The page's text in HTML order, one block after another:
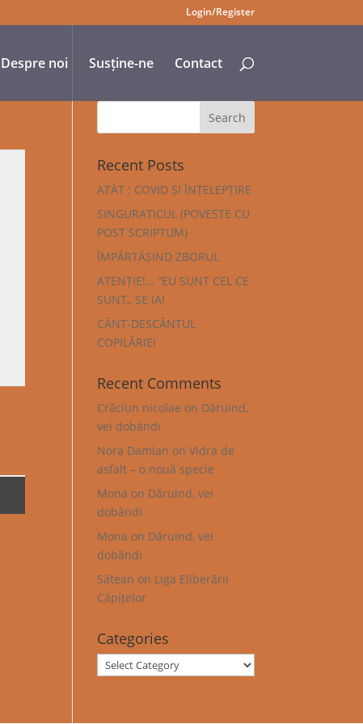
Login/Register
Despre noi Susține-ne Contact
Recent Posts
ATÂT : COVID ȘI ÎNȚELEPȚIRE
SINGURATICUL (POVESTE CU
POST SCRIPTUM)
ÎMPĂRTĂȘIND ZBORUL
ATENȚIE!… ”EU SUNT CEL CE
SUNT„ SE IA!
CÂNT-DESCÂNTUL
COPILĂRIEI
Recent Comments
Crăciun nicolae on Dăruind,
vei dobândi
Nora Damian onVidra de
asfalt – o nouă specie
Mona on Dăruind, vei
dobândi
Mona on Dăruind, vei
dobândi
Sătean on Liga Eliberării
Căpițelor
Categories
Categories